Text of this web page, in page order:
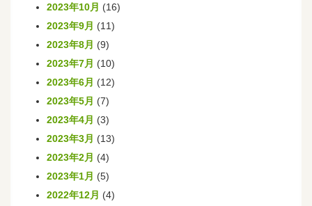
2023年10月 (16)
2023年9月 (11)
2023年8月 (9)
2023年7月 (10)
2023年6月 (12)
2023年5月 (7)
2023年4月 (3)
2023年3月 (13)
2023年2月 (4)
2023年1月 (5)
2022年12月 (4)